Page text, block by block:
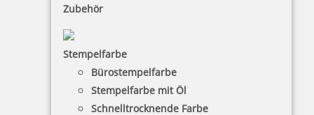
Zubehör
Stempelfarbe
Bürostempelfarbe
Stempelfarbe mit Öl
Schnelltrocknende Farbe